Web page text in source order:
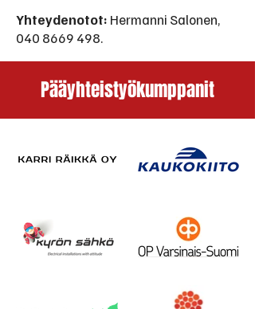
Yhteydenotot: Hermanni Salonen,
040 8669 498.
Pääyhteistyökumppanit